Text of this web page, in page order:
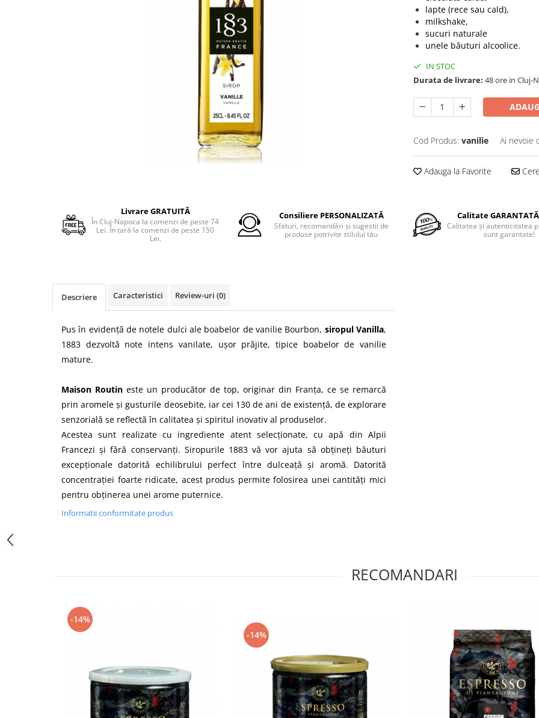
lapte (rece sau cald),
milkshake,
sucuri naturale
unele băuturi alcoolice.
IN STOC
Durata de livrare: 48 ore in Cluj-
Cod Produs: vanilie Ai nevoie
Adauga la Favorite
Livrare GRATUITĂ
În Cluj-Napoca la comenzi de peste 74
Lei. În ţară la comenzi de peste 150
Lei.
Consiliere PERSONALIZATĂ
Sfaturi, recomandări şi sugestii de
produse potrivite stilului tău
Calitate
Calitatea şi autenticitatea
sunt garantate!
Descriere Caracteristici Review-uri (0)
Pus în evidență de notele dulci ale boabelor de vanilie Bourbon, siropul Vanilla,
1883 dezvoltă note intens vanilate, ușor prăjite, tipice boabelor de vanilie
mature.
Maison Routin este un producător de top, originar din Franța, ce se remarcă
prin aromele şi gusturile deosebite, iar cei 130 de ani de existenţă, de explorare
senzorială se reflectă în calitatea şi spiritul inovativ al produselor.
Acestea sunt realizate cu ingrediente atent selecţionate, cu apă din Alpii
Francezi şi fără conservanţi. Siropurile 1883 vă vor ajuta să obţineţi băuturi
excepţionale datorită echilibrului perfect între dulceaţă şi aromă. Datorită
concentraţiei foarte ridicate, acest produs permite folosirea unei cantităţi mici
pentru obţinerea unei arome puternice.
Informatii conformitate produs
RECOMANDARI
-14%
-14%